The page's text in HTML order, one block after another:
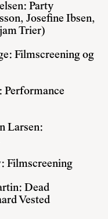
Party
Josefine Ibsen,
Trier)
Filmscreening og
Performance
Larsen:
Filmscreening
Dead
Vested